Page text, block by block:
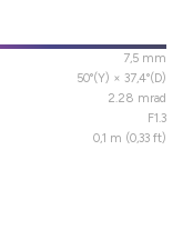
7,5 mm
50°(Y) × 37,4°(D)
2.28 mrad
F1.3
0,1 m (0,33 ft)